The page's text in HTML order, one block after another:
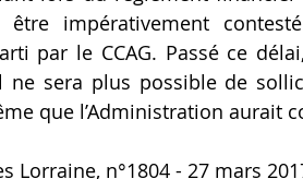
impérativement
par le CCAG. Passé ce
sera plus possible de
que l’Administration aurait
Lorraine, n°1804 - 27 mars